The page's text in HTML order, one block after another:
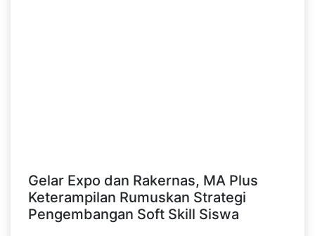
Gelar Expo dan Rakernas, MA Plus
Keterampilan Rumuskan Strategi
Pengembangan Soft Skill Siswa